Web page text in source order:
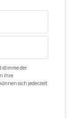
stimme der
ihre
sich jederzeit